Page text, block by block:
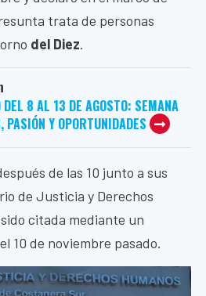
trata de personas
del Diez.
DEL 8 AL 13 DE AGOSTO: SEMANA
PASIÓN Y OPORTUNIDADES
de las 10 junto a sus
de Justicia y Derechos
citada mediante un
10 de noviembre pasado.